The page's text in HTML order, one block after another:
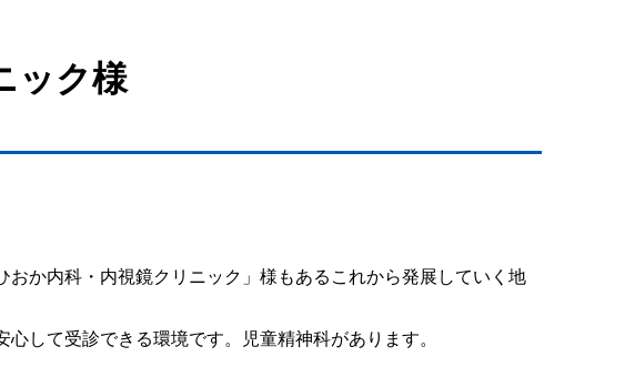
ック様
か内科・内視鏡クリニック」様もあるこれから発展していく地
して受診できる環境です。児童精神科があります。